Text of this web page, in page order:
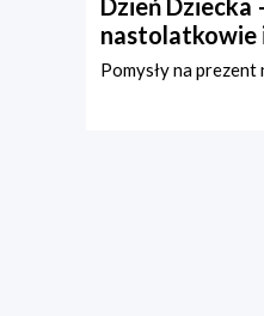
Dzień Dziecka
nastolatkowie
Pomysły na